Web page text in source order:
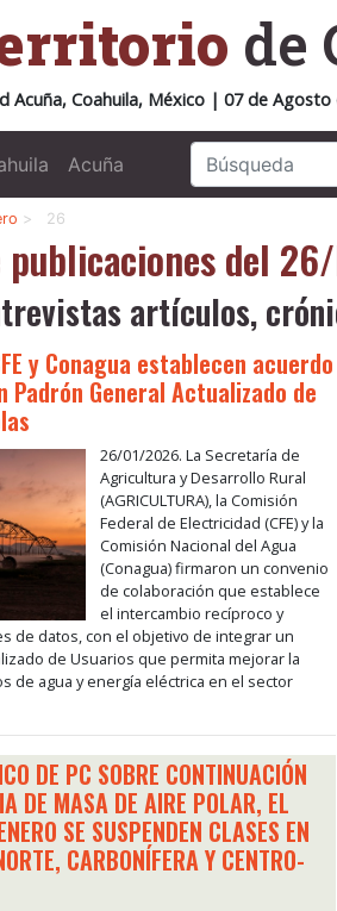
de
Acuña, Coahuila, México | 07 de Agosto
Acuña
> 26
publicaciones del
artículos,
y Conagua establecen acuerdo
General Actualizado de
26/01/2026. La Secretaría de
Agricultura y Desarrollo Rural
(AGRICULTURA), la Comisión
Federal de Electricidad (CFE) y la
Comisión Nacional del Agua
(Conagua) firmaron un convenio
de colaboración que establece
el intercambio recíproco y
de datos, con el objetivo de integrar un
de Usuarios que permita mejorar la
de agua y energía eléctrica en el sector
DE PC SOBRE CONTINUACIÓN
DE MASA DE AIRE POLAR, EL
SE SUSPENDEN CLASES EN
CARBONÍFERA Y CENTRO-